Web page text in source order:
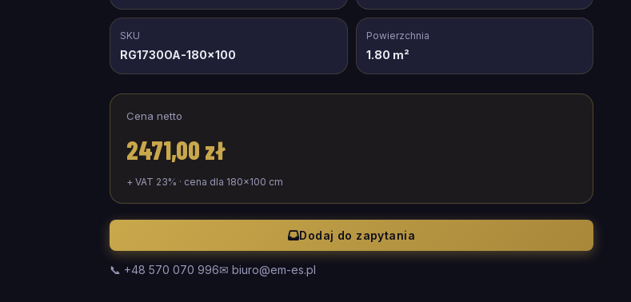
SKU
RG1730OA-180x100
Powierzchnia
1.80 m²
Cena netto
2471,00 zł
+ VAT 23% · cena dla 180×100 cm
Dodaj do zapytania
📞 +48 570 070 996✉ biuro@em-es.pl